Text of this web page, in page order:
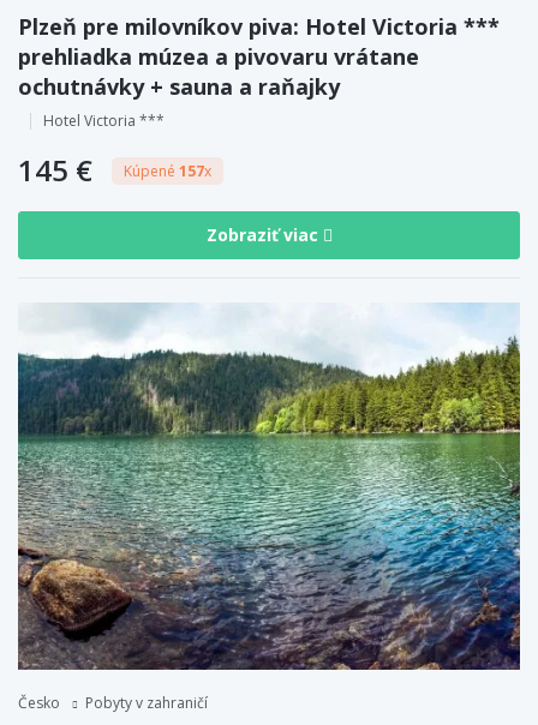
Plzeň pre milovníkov piva: Hotel Victoria ***
prehliadka múzea a pivovaru vrátane
ochutnávky + sauna a raňajky
Hotel Victoria ***
145 € Kúpené 157x
Zobraziť viac
Česko Pobyty v zahraničí